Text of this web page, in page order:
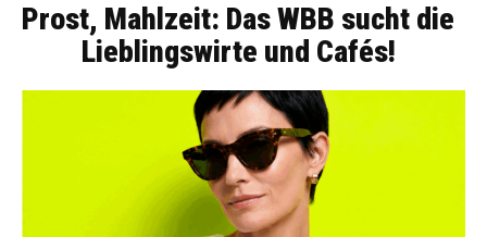
Prost, Mahlzeit: Das WBB sucht die
Lieblingswirte und Cafés!